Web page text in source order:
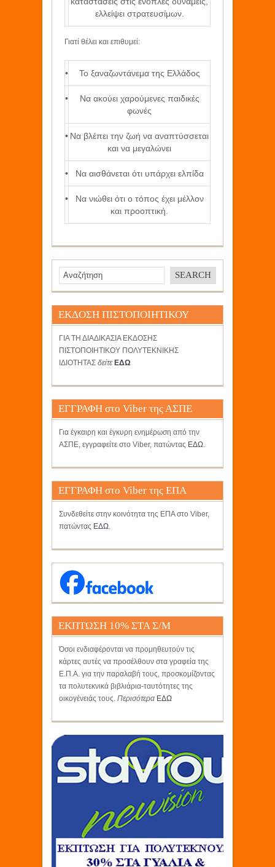
ελλείψει στρατευσίμων.
Γιατί θέλει και επιθυμεί:
• Το ξαναζωντάνεμα της Ελλάδος
•
Να ακούει χαρούμενες παιδικές
φωνές
• Να βλέπει την ζωή να αναπτύσσεται
και να μεγαλώνει
• Να αισθάνεται ότι υπάρχει ελπίδα
•
Να νιώθει ότι ο τόπος έχει μέλλον
και προοπτική.
ΕΚΔΟΣΗ ΠΙΣΤΟΠΟΙΗΤΙΚΟΥ
ΓΙΑ ΤΗ ΔΙΑΔΙΚΑΣΙΑ ΕΚΔΟΣΗΣ
ΠΙΣΤΟΠΟΙΗΤΙΚΟΥ ΠΟΛΥΤΕΚΝΙΚΗΣ
ΙΔΙΟΤΗΤΑΣ δείτε ΕΔΩ
ΕΓΓΡΑΦΗ στο Viber της ΑΣΠΕ
Για έγκαιρη και έγκυρη ενημέρωση από την
ΑΣΠΕ, εγγραφείτε στο Viber, πατώντας ΕΔΩ.
ΕΓΓΡΑΦΗ στο Viber της ΕΠΑ
Συνδεθείτε στην κοινότητα της ΕΠΑ στο Viber,
πατώντας ΕΔΩ.
ΕΚΠΤΩΣΗ 10% ΣΤΑ Σ/Μ
ΚΡΗΤΙΚΟΣ
Όσοι ενδιαφέρονται να προμηθευτούν τις
κάρτες αυτές να προσέλθουν στα γραφεία της
Ε.Π.Α. για την παραλαβή τους, προσκομίζοντας
τα πολυτεκνικά βιβλιάρια-ταυτότητες της
οικογένειάς τους. Περισότερα ΕΔΩ